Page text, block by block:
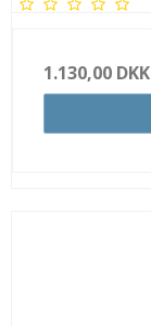
1.130,00 DKK